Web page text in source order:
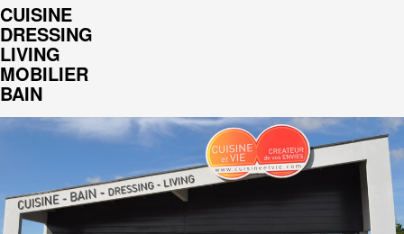
CUISINE
DRESSING
LIVING
MOBILIER
BAIN